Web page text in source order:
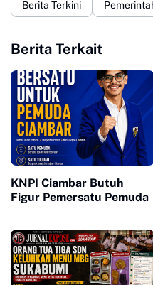
Berita Terkini
Berita Terkait
KNPI Ciambar Butuh
Figur Pemersatu Pemuda